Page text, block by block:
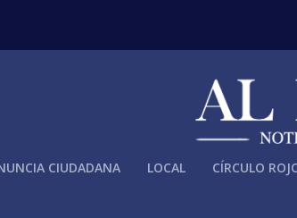
CIUDADANA LOCAL CÍRCULO